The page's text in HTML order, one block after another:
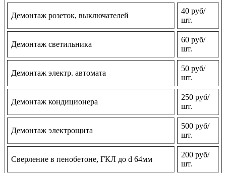
Демонтаж розеток, выключателей
40 руб/
шт.
Демонтаж светильника
60 руб/
шт.
Демонтаж электр. автомата
50 руб/
шт.
Демонтаж кондиционера
250 руб/
шт.
Демонтаж электрощита
500 руб/
шт.
Сверление в пенобетоне, ГКЛ до d 64мм
200 руб/
шт.